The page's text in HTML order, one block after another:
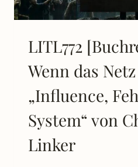
LITL772
Wenn das
„Influence,
System“ von
Linker